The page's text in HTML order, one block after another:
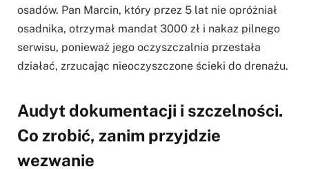
osadów. Pan Marcin, który przez 5 lat nie opróżniał
osadnika, otrzymał mandat 3000 zł i nakaz pilnego
serwisu, ponieważ jego oczyszczalnia przestała
działać, zrzucając nieoczyszczone ścieki do drenażu.
Audyt dokumentacji i szczelności.
Co zrobić, zanim przyjdzie
wezwanie